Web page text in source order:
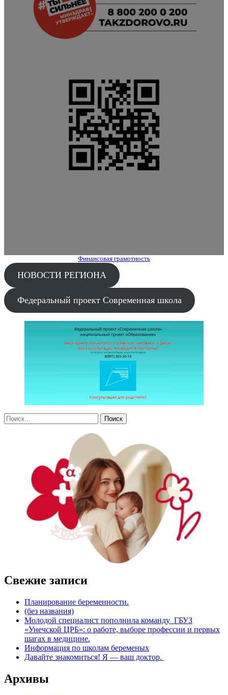
Финансовая грамотность
НОВОСТИ РЕГИОНА
Федеральный проект Современная школа
Свежие записи
Планирование беременности.
(без названия)
Молодой специалист пополнила команду ГБУЗ
«Унечской ЦРБ»: о работе, выборе профессии и первых
шагах в медицине.
Информация по школам беременых
Давайте знакомиться! Я — ваш доктор. ‍
Архивы